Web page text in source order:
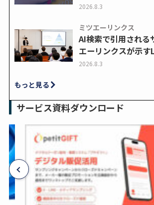
2026.8.3
ミツエーリンクス
AI検索で引用され
エーリンクスが示す
2026.8.3
もっと見る
サービス資料ダウンロード